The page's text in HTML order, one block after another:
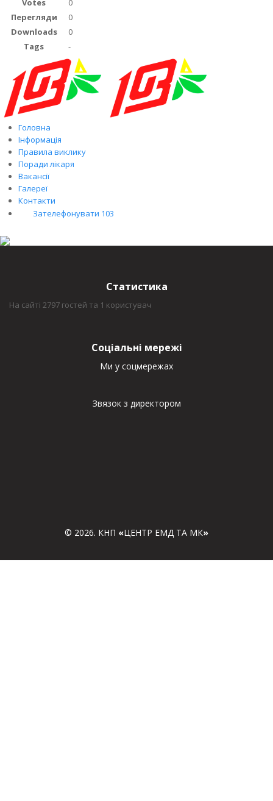
Votes
0
Перегляди
0
Downloads
0
Tags
-
Головна
Інформація
Правила виклику
Поради лікаря
Вакансії
Галереї
Контакти
Зателефонувати 103
Статистика
На сайті 2797 гостей та 1 користувач
Соціальні мережі
Ми у соцмережах
Звязок з директором
© 2026. КНП «ЦЕНТР ЕМД ТА МК»